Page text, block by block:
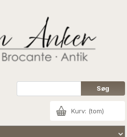
Kurv: (tom)